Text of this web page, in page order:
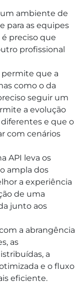
ambiente de
para as equipes
preciso que
profissional
permite que a
como o da
seguir um
a evolução
e que o
com cenários
API leva os
ampla dos
a experiência
de uma
junto aos
a abrangência
as
a
e o fluxo
eficiente.